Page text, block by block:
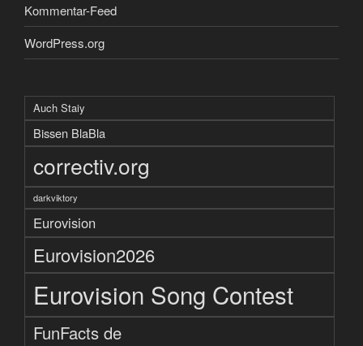
Kommentar-Feed
WordPress.org
Auch Staiy
Bissen BlaBla
correctiv.org
darkviktory
Eurovision
Eurovision2026
Eurovision Song Contest
FunFacts de